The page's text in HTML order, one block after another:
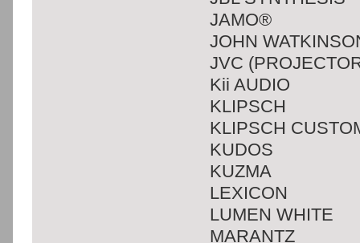
JAMO®
JOHN
JVC
Kii AUDIO
KLIPSCH
KLIPSCH
KUDOS
KUZMA
LEXICON
LUMEN WHITE
MARANTZ